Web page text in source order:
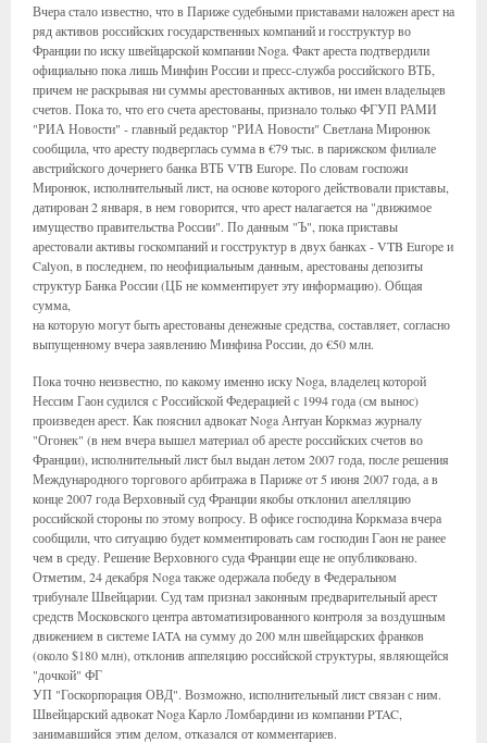
Вчера стало известно, что в Париже судебными приставами наложен арест на
ряд активов российских государственных компаний и госструктур во
Франции по иску швейцарской компании Noga. Факт ареста подтвердили
официально пока лишь Минфин России и пресс-служба российского ВТБ,
причем не раскрывая ни суммы арестованных активов, ни имен владельцев
счетов. Пока то, что его счета арестованы, признало только ФГУП РАМИ
"РИА Новости" - главный редактор "РИА Новости" Светлана Миронюк
сообщила, что аресту подверглась сумма в €79 тыс. в парижском филиале
австрийского дочернего банка ВТБ VTB Europe. По словам госпожи
Миронюк, исполнительный лист, на основе которого действовали приставы,
датирован 2 января, в нем говорится, что арест налагается на "движимое
имущество правительства России". По данным "Ъ", пока приставы
арестовали активы госкомпаний и госструктур в двух банках - VTB Europe и
Calyon, в последнем, по неофициальным данным, арестованы депозиты
структур Банка России (ЦБ не комментирует эту информацию). Общая
сумма,
на которую могут быть арестованы денежные средства, составляет, согласно
выпущенному вчера заявлению Минфина России, до €50 млн.
Пока точно неизвестно, по какому именно иску Noga, владелец которой
Нессим Гаон судился с Российской Федерацией с 1994 года (см вынос)
произведен арест. Как пояснил адвокат Noga Антуан Коркмаз журналу
"Огонек" (в нем вчера вышел материал об аресте российских счетов во
Франции), исполнительный лист был выдан летом 2007 года, после решения
Международного торгового арбитража в Париже от 5 июня 2007 года, а в
конце 2007 года Верховный суд Франции якобы отклонил апелляцию
российской стороны по этому вопросу. В офисе господина Коркмаза вчера
сообщили, что ситуацию будет комментировать сам господин Гаон не ранее
чем в среду. Решение Верховного суда Франции еще не опубликовано.
Отметим, 24 декабря Noga также одержала победу в Федеральном
трибунале Швейцарии. Суд там признал законным предварительный арест
средств Московского центра автоматизированного контроля за воздушным
движением в системе IATA на сумму до 200 млн швейцарских франков
(около $180 млн), отклонив аппеляцию российской структуры, являющейся
"дочкой" ФГ
УП "Госкорпорация ОВД". Возможно, исполнительный лист связан с ним.
Швейцарский адвокат Noga Карло Ломбардини из компании PTAC,
занимавшийся этим делом, отказался от комментариев.